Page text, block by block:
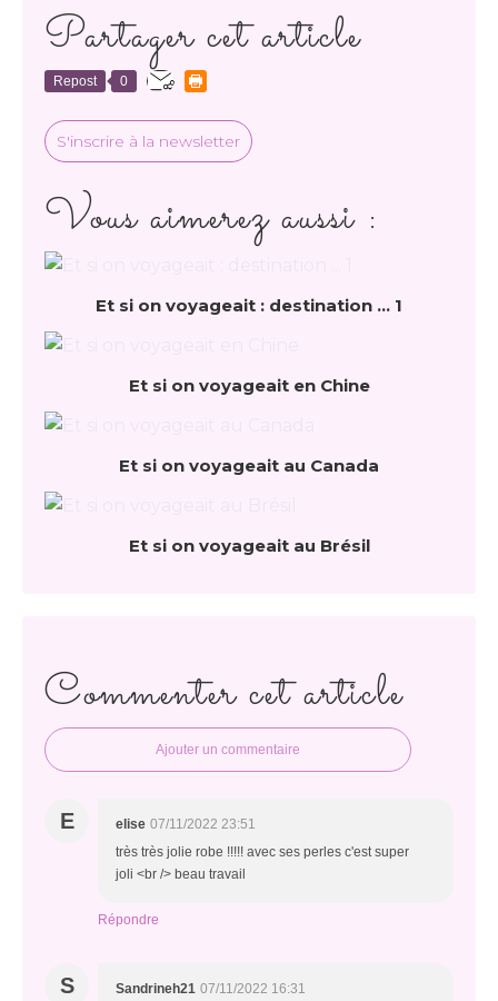
Partager cet article
Repost 0
S'inscrire à la newsletter
Vous aimerez aussi :
Et si on voyageait : destination ... 1
Et si on voyageait en Chine
Et si on voyageait au Canada
Et si on voyageait au Brésil
Commenter cet article
Ajouter un commentaire
E elise 07/11/2022 23:51
très très jolie robe !!!!! avec ses perles c'est super
joli <br /> beau travail
Répondre
S Sandrineh21 07/11/2022 16:31